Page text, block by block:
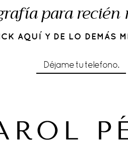
para recién
AQUÍ Y DE LO DEMÁS
Déjame tu telefono.